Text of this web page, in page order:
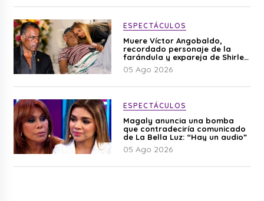
ESPECTÁCULOS
Muere Víctor Angobaldo,
recordado personaje de la
farándula y expareja de Shirley
Cherres
05 Ago 2026
ESPECTÁCULOS
Magaly anuncia una bomba
que contradeciría comunicado
de La Bella Luz: “Hay un audio”
05 Ago 2026